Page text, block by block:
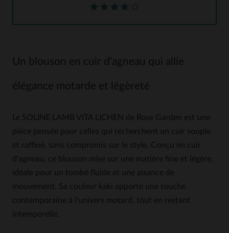
Un blouson en cuir d'agneau qui allie
élégance motarde et légèreté
Le SOLINE LAMB VITA LICHEN de Rose Garden est une
pièce pensée pour celles qui recherchent un cuir souple
et raffiné, sans compromis sur le style. Conçu en cuir
d'agneau, ce blouson mise sur une matière fine et légère,
idéale pour un tombé fluide et une aisance de
mouvement. Sa couleur kaki apporte une touche
contemporaine à l'univers motard, tout en restant
intemporelle.